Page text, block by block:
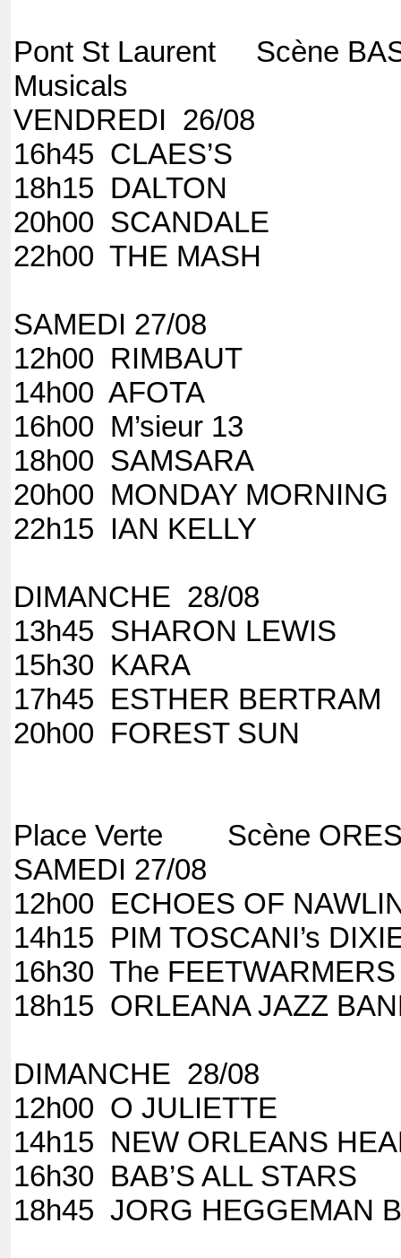
Pont St Laurent Scène
Musicals
VENDREDI 26/08
16h45
18h15
20h00
22h00 THE
SAMEDI 27/08
12h00
14h00
16h00 M’sieur
18h00
20h00
22h15 IAN
DIMANCHE 28/08
13h45 SHARON
15h30
17h45 ESTHER
20h00
Place Verte Scène ORES
SAMEDI 27/08
12h00 ECHOES OF
14h15 PIM TOSCANI’s
16h30 The FEETWARMERS
18h15 ORLEANA JAZZ
DIMANCHE 28/08
12h00 O JULIETTE
14h15 NEW ORLEANS
16h30 BAB’S ALL STARS
18h45 JORG HEGGEMAN